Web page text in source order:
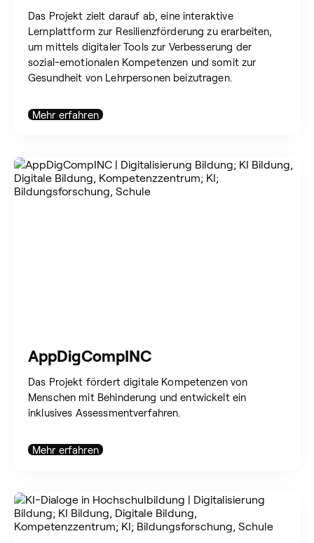
Das Projekt zielt darauf ab, eine interaktive
Lernplattform zur Resilienzförderung zu erarbeiten,
um mittels digitaler Tools zur Verbesserung der
sozial-emotionalen Kompetenzen und somit zur
Gesundheit von Lehrpersonen beizutragen.
Mehr erfahren
AppDigCompINC
Das Projekt fördert digitale Kompetenzen von
Menschen mit Behinderung und entwickelt ein
inklusives Assessmentverfahren.
Mehr erfahren